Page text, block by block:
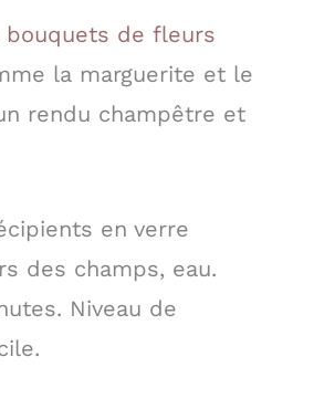
bouquets de fleurs
la marguerite et le
rendu champêtre et
en verre
des champs, eau.
Niveau de